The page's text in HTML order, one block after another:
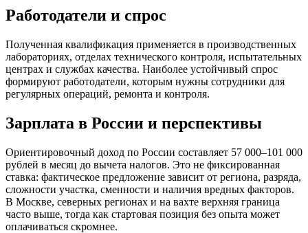
Работодатели и спрос
Полученная квалификация применяется в производственных
лабораториях, отделах технического контроля, испытательных
центрах и службах качества. Наиболее устойчивый спрос
формируют работодатели, которым нужны сотрудники для
регулярных операций, ремонта и контроля.
Зарплата в России и перспективы
Ориентировочный доход по России составляет 57 000–101 000
рублей в месяц до вычета налогов. Это не фиксированная
ставка: фактическое предложение зависит от региона, разряда,
сложности участка, сменности и наличия вредных факторов.
В Москве, северных регионах и на вахте верхняя граница
часто выше, тогда как стартовая позиция без опыта может
оплачиваться скромнее.